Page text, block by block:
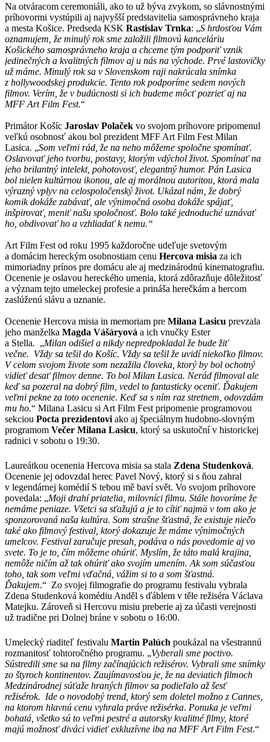
Na otváracom ceremoniáli, ako to už býva zvykom, so slávnostnými
príhovormi vystúpili aj najvyšší predstavitelia samosprávneho kraja
a mesta Košice. Predseda KSK Rastislav Trnka: „S hrdosťou Vám
oznamujem, že minulý rok sme založili filmovú kanceláriu
Košického samosprávneho kraja a chceme tým podporiť vznik
jedinečných a kvalitných filmov aj u nás na východe. Prvé lastovičky
už máme. Minulý rok sa v Slovenskom raji nakrúcala snímka
z hollywoodskej produkcie. Tento rok podporíme sedem nových
filmov. Verím, že v budúcnosti si ich budeme môcť pozrieť aj na
MFF Art Film Fest.“
Primátor Košíc Jaroslav Polaček vo svojom príhovore pripomenul
veľkú osobnosť akou bol prezident MFF Art Film Fest Milan
Lasica. „Som veľmi rád, že na neho môžeme spoločne spomínať.
Oslavovať jeho tvorbu, postavy, ktorým vdýchol život. Spomínať na
jeho brilantný intelekt, pohotovosť, elegantný humor. Pán Lasica
bol nielen kultúrnou ikonou, ale aj morálnou autoritou, ktorá mala
výrazný vplyv na celospoločenský život. Ukázal nám, že dobrý
komik dokáže zabávať, ale výnimočná osoba dokáže spájať,
inšpirovať, meniť našu spoločnosť. Bolo také jednoduché uznávať
ho, obdivovať ho a vzhliadať k nemu.“
Art Film Fest od roku 1995 každoročne udeľuje svetovým
a domácim hereckým osobnostiam cenu Hercova misia za ich
mimoriadny prínos pre domácu ale aj medzinárodnú kinematografiu.
Ocenenie je oslavou hereckého umenia, ktorá zdôrazňuje dôležitosť
a význam tejto umeleckej profesie a prináša herečkám a hercom
zaslúženú slávu a uznanie.
Ocenenie Hercova misia in memoriam pre Milana Lasicu prevzala
jeho manželka Magda Vášáryová a ich vnučky Ester
a Stella. „Milan odišiel a nikdy nepredpokladal že bude žiť
večne. Vždy sa tešil do Košíc. Vždy sa tešil že uvidí niekoľko filmov.
V celom svojom živote som nezažila človeka, ktorý by bol ochotný
vidieť desať filmov denne. To bol Milan Lasica. Nerád filmoval ale
keď sa pozeral na dobrý film, vedel to fantasticky oceniť. Ďakujem
veľmi pekne za toto ocenenie. Keď sa s ním raz stretnem, odovzdám
mu ho.“ Milana Lasicu si Art Film Fest pripomenie programovou
sekciou Pocta prezidentovi ako aj špeciálnym hudobno-slovným
programom Večer Milana Lasicu, ktorý sa uskutoční v historickej
radnici v sobotu o 19:30.
Laureátkou ocenenia Hercova misia sa stala Zdena Studenková.
Ocenenie jej odovzdal herec Pavel Nový, ktorý si s ňou zahral
v legendárnej komédií S tebou mě baví svět. Vo svojom príhovore
povedala: „Moji drahí priatelia, milovníci filmu. Stále hovoríme že
nemáme peniaze. Všetci sa sťažujú a je to cítiť najmä v tom ako je
sponzorovaná naša kultúra. Som strašne šťastná, že existuje niečo
také ako filmový festival, ktorý dokazuje že máme výnimočných
umelcov. Festival zaručuje presah, podáva o nás povedomie aj vo
svete. To je to, čím môžeme ohúriť. Myslím, že táto malá krajina,
nemôže ničím až tak ohúriť ako svojím umením. Ak som súčasťou
toho, tak som veľmi vďačná, vážim si to a som šťastná.
Ďakujem.“ Zo svojej filmografie do programu festivalu vybrala
Zdena Studenková komédiu Anděl s ďáblem v těle režiséra Václava
Matejku. Zároveň si Hercovu misiu preberie aj za účasti verejnosti
už tradične pri Dolnej bráne v sobotu o 16:00.
Umelecký riaditeľ festivalu Martin Palúch poukázal na všestrannú
rozmanitosť tohtoročného programu. „Vyberali sme poctivo.
Sústredili sme sa na filmy začínajúcich režisérov. Vybrali sme snímky
zo štyroch kontinentov. Zaujímavosťou je, že na deviatich filmoch
Medzinárodnej súťaže hraných filmov sa podieľalo až šesť
režisérok. Ide o novodobý trend, ktorý sem doletel možno z Cannes,
na ktorom hlavnú cenu vyhrala práve režisérka. Ponuka je veľmi
bohatá, všetko sú to veľmi pestré a autorsky kvalitné filmy, ktoré
majú možnosť diváci vidieť exkluzívne iba na MFF Art Film Fest.“